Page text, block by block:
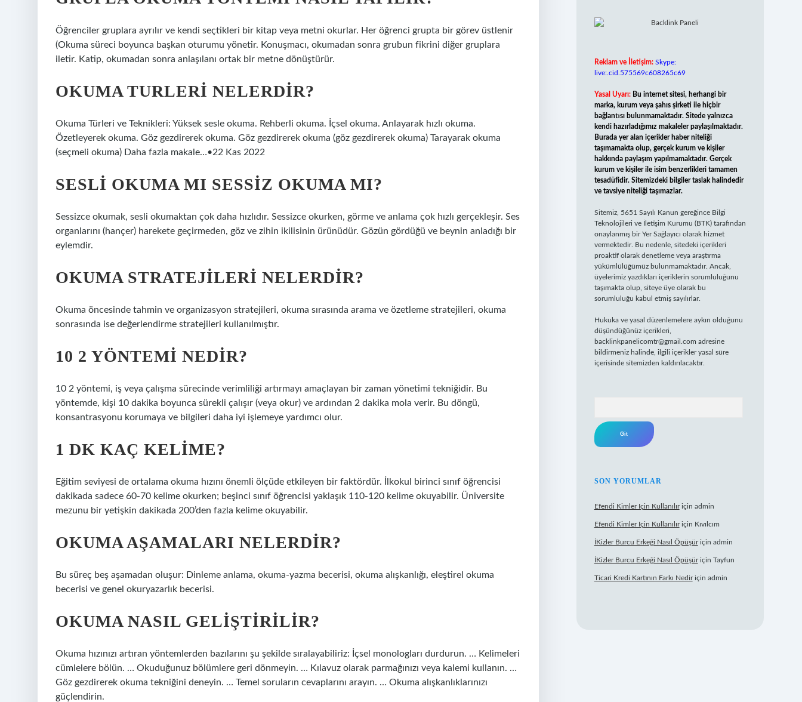
Öğrenciler gruplara ayrılır ve kendi seçtikleri bir kitap veya metni okurlar. Her öğrenci grupta bir görev üstlenir
(Okuma süreci boyunca başkan oturumu yönetir. Konuşmacı, okumadan sonra grubun fikrini diğer gruplara
iletir. Katip, okumadan sonra anlaşılanı ortak bir metne dönüştürür.
OKUMA TURLERI NELERDIR?
Okuma Türleri ve Teknikleri: Yüksek sesle okuma. Rehberli okuma. İçsel okuma. Anlayarak hızlı okuma.
Özetleyerek okuma. Göz gezdirerek okuma. Göz gezdirerek okuma (göz gezdirerek okuma) Tarayarak okuma
(seçmeli okuma) Daha fazla makale…•22 Kas 2022
SESLI OKUMA MI SESSIZ OKUMA MI?
Sessizce okumak, sesli okumaktan çok daha hızlıdır. Sessizce okurken, görme ve anlama çok hızlı gerçekleşir. Ses
organlarını (hançer) harekete geçirmeden, göz ve zihin ikilisinin ürünüdür. Gözün gördüğü ve beynin anladığı bir
eylemdir.
OKUMA STRATEJILERI NELERDIR?
Okuma öncesinde tahmin ve organizasyon stratejileri, okuma sırasında arama ve özetleme stratejileri, okuma
sonrasında ise değerlendirme stratejileri kullanılmıştır.
10 2 YÖNTEMI NEDIR?
10 2 yöntemi, iş veya çalışma sürecinde verimliliği artırmayı amaçlayan bir zaman yönetimi tekniğidir. Bu
yöntemde, kişi 10 dakika boyunca sürekli çalışır (veya okur) ve ardından 2 dakika mola verir. Bu döngü,
konsantrasyonu korumaya ve bilgileri daha iyi işlemeye yardımcı olur.
1 DK KAÇ KELIME?
Eğitim seviyesi de ortalama okuma hızını önemli ölçüde etkileyen bir faktördür. İlkokul birinci sınıf öğrencisi
dakikada sadece 60-70 kelime okurken; beşinci sınıf öğrencisi yaklaşık 110-120 kelime okuyabilir. Üniversite
mezunu bir yetişkin dakikada 200’den fazla kelime okuyabilir.
OKUMA AŞAMALARI NELERDIR?
Bu süreç beş aşamadan oluşur: Dinleme anlama, okuma-yazma becerisi, okuma alışkanlığı, eleştirel okuma
becerisi ve genel okuryazarlık becerisi.
OKUMA NASIL GELIŞTIRILIR?
Okuma hızınızı artıran yöntemlerden bazılarını şu şekilde sıralayabiliriz: İçsel monologları durdurun. … Kelimeleri
cümlelere bölün. … Okuduğunuz bölümlere geri dönmeyin. … Kılavuz olarak parmağınızı veya kalemi kullanın. …
Göz gezdirerek okuma tekniğini deneyin. … Temel soruların cevaplarını arayın. … Okuma alışkanlıklarınızı
güçlendirin.
Reklam ve İletişim: Skype:
live:.cid.575569c608265c69
Yasal Uyarı: Bu internet sitesi, herhangi bir
marka, kurum veya şahıs şirketi ile hiçbir
bağlantısı bulunmamaktadır. Sitede yalnızca
kendi hazırladığımız makaleler paylaşılmaktadır.
Burada yer alan içerikler haber niteliği
taşımamakta olup, gerçek kurum ve kişiler
hakkında paylaşım yapılmamaktadır. Gerçek
kurum ve kişiler ile isim benzerlikleri tamamen
tesadüfidir. Sitemizdeki bilgiler taslak halindedir
ve tavsiye niteliği taşımazlar.
Sitemiz, 5651 Sayılı Kanun gereğince Bilgi
Teknolojileri ve İletişim Kurumu (BTK) tarafından
onaylanmış bir Yer Sağlayıcı olarak hizmet
vermektedir. Bu nedenle, sitedeki içerikleri
proaktif olarak denetleme veya araştırma
yükümlülüğümüz bulunmamaktadır. Ancak,
üyelerimiz yazdıkları içeriklerin sorumluluğunu
taşımakta olup, siteye üye olarak bu
sorumluluğu kabul etmiş sayılırlar.
Hukuka ve yasal düzenlemelere aykırı olduğunu
düşündüğünüz içerikleri,
backlinkpanelicomtr@gmail.com adresine
bildirmeniz halinde, ilgili içerikler yasal süre
içerisinde sitemizden kaldırılacaktır.
SON YORUMLAR
Efendi Kimler Için Kullanılıriçin admin
Efendi Kimler Için Kullanılıriçin Kıvılcım
İKizler Burcu Erkeği Nasıl Öpüşüriçin admin
İKizler Burcu Erkeği Nasıl Öpüşüriçin Tayfun
Ticari Kredi Kartının Farkı Nediriçin admin